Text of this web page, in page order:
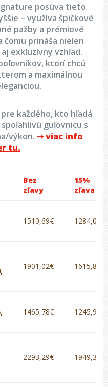
posúva tieto
– využíva špičkové
pažby a prémiové
čomu prináša nielen
exkluzívny vzhľad.
ktorí chcú
a maximálnou
každého, kto hľadá
guľovnicu s
výkon. ➞viac info
tu.
Bez
zľavy
15%
zľava
1510,69€ 1284,09€
1901,02€ 1615,87€
1465,78€ 1245,91€
2293,29€ 1949,30€